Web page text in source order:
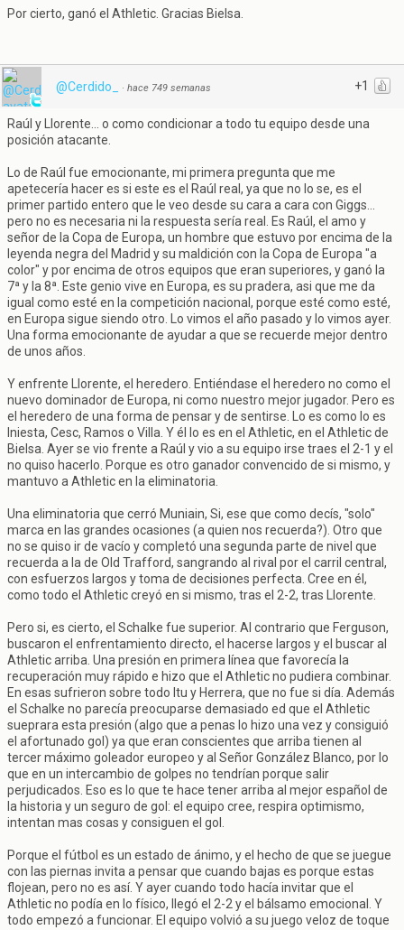
Por cierto, ganó el Athletic. Gracias Bielsa.
+1
@Cerdido_ · hace 749 semanas
Raúl y Llorente... o como condicionar a todo tu equipo desde una
posición atacante.
Lo de Raúl fue emocionante, mi primera pregunta que me
apetecería hacer es si este es el Raúl real, ya que no lo se, es el
primer partido entero que le veo desde su cara a cara con Giggs...
pero no es necesaria ni la respuesta sería real. Es Raúl, el amo y
señor de la Copa de Europa, un hombre que estuvo por encima de la
leyenda negra del Madrid y su maldición con la Copa de Europa "a
color" y por encima de otros equipos que eran superiores, y ganó la
7ª y la 8ª. Este genio vive en Europa, es su pradera, asi que me da
igual como esté en la competición nacional, porque esté como esté,
en Europa sigue siendo otro. Lo vimos el año pasado y lo vimos ayer.
Una forma emocionante de ayudar a que se recuerde mejor dentro
de unos años.
Y enfrente Llorente, el heredero. Entiéndase el heredero no como el
nuevo dominador de Europa, ni como nuestro mejor jugador. Pero es
el heredero de una forma de pensar y de sentirse. Lo es como lo es
Iniesta, Cesc, Ramos o Villa. Y él lo es en el Athletic, en el Athletic de
Bielsa. Ayer se vio frente a Raúl y vio a su equipo irse traes el 2-1 y el
no quiso hacerlo. Porque es otro ganador convencido de si mismo, y
mantuvo a Athletic en la eliminatoria.
Una eliminatoria que cerró Muniain, Si, ese que como decís, "solo"
marca en las grandes ocasiones (a quien nos recuerda?). Otro que
no se quiso ir de vacío y completó una segunda parte de nivel que
recuerda a la de Old Trafford, sangrando al rival por el carril central,
con esfuerzos largos y toma de decisiones perfecta. Cree en él,
como todo el Athletic creyó en si mismo, tras el 2-2, tras Llorente.
Pero si, es cierto, el Schalke fue superior. Al contrario que Ferguson,
buscaron el enfrentamiento directo, el hacerse largos y el buscar al
Athletic arriba. Una presión en primera línea que favorecía la
recuperación muy rápido e hizo que el Athletic no pudiera combinar.
En esas sufrieron sobre todo Itu y Herrera, que no fue si día. Además
el Schalke no parecía preocuparse demasiado ed que el Athletic
sueprara esta presión (algo que a penas lo hizo una vez y consiguió
el afortunado gol) ya que eran conscientes que arriba tienen al
tercer máximo goleador europeo y al Señor González Blanco, por lo
que en un intercambio de golpes no tendrían porque salir
perjudicados. Eso es lo que te hace tener arriba al mejor español de
la historia y un seguro de gol: el equipo cree, respira optimismo,
intentan mas cosas y consiguen el gol.
Porque el fútbol es un estado de ánimo, y el hecho de que se juegue
con las piernas invita a pensar que cuando bajas es porque estas
flojean, pero no es así. Y ayer cuando todo hacía invitar que el
Athletic no podía en lo físico, llegó el 2-2 y el bálsamo emocional. Y
todo empezó a funcionar. El equipo volvió a su juego veloz de toque